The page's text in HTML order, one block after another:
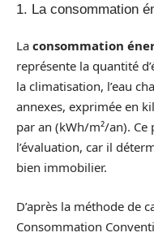
1. La consommation
La consommation
représente la quantité
la climatisation, l’eau
annexes, exprimée en
par an (kWh/m²/an).
l’évaluation, car il
bien immobilier.
D’après la méthode de
Consommation